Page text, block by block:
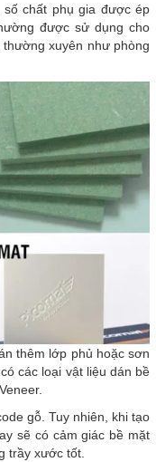
chất phụ gia được ép
được sử dụng cho
xuyên như phòng
thêm lớp phủ hoặc sơn
các loại vật liệu dán bề
gỗ. Tuy nhiên, khi tạo
sẽ có cảm giác bề mặt
trầy xước tốt.